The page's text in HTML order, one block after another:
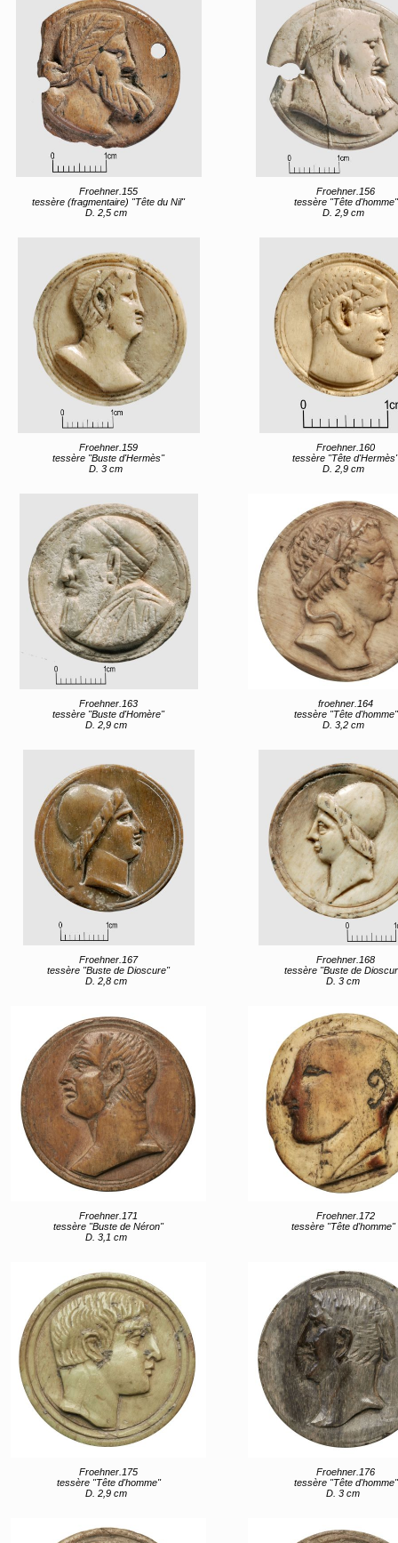
Froehner.155
tessère (fragmentaire) "Tête du Nil"
D. 2,5 cm
Froehner.156
tessère "Tête d'homme"
D. 2,9 cm
Froehner.159
tessère "Buste d'Hermès"
D. 3 cm
Froehner.160
tessère "Tête
D. 2,9 cm
Froehner.163
tessère "Buste d'Homère"
D. 2,9 cm
froehner.164
tessère "Tête d'homme"
D. 3,2 cm
Froehner.167
tessère "Buste de Dioscure"
D. 2,8 cm
Froehner.168
tessère "Buste de
D. 3 cm
Froehner.171
tessère "Buste de Néron"
D. 3,1 cm
Froehner.172
tessère "Tête d'homme"
Froehner.175
tessère "Tête d'homme"
D. 2,9 cm
Froehner.176
tessère "Tête d'homme"
D. 3 cm